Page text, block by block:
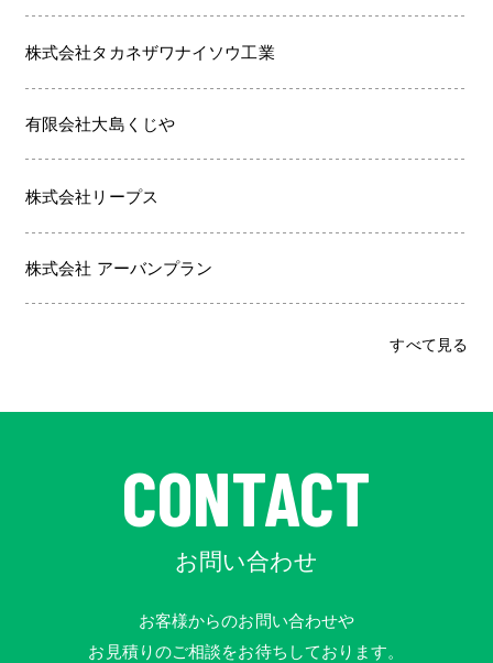
株式会社タカネザワナイソウ工業
有限会社大島くじや
株式会社リープス
株式会社 アーバンプラン
すべて見る
CONTACT
お問い合わせ
お客様からのお問い合わせや
お見積りのご相談をお待ちしております。